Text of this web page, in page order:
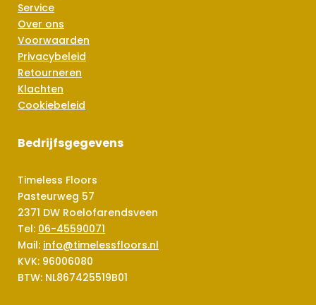
Service
Over ons
Voorwaarden
Privacybeleid
Retourneren
Klachten
Cookiebeleid
Bedrijfsgegevens
Timeless Floors
Pasteurweg 57
2371 DW Roelofarendsveen
Tel: 06-45590071
Mail: info@timelessfloors.nl
KVK: 96006080
BTW: NL867425519B01